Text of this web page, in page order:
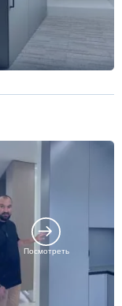
Посмотреть